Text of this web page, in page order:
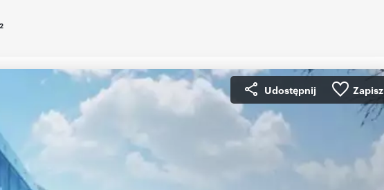
2
Udostępnij Zapisz